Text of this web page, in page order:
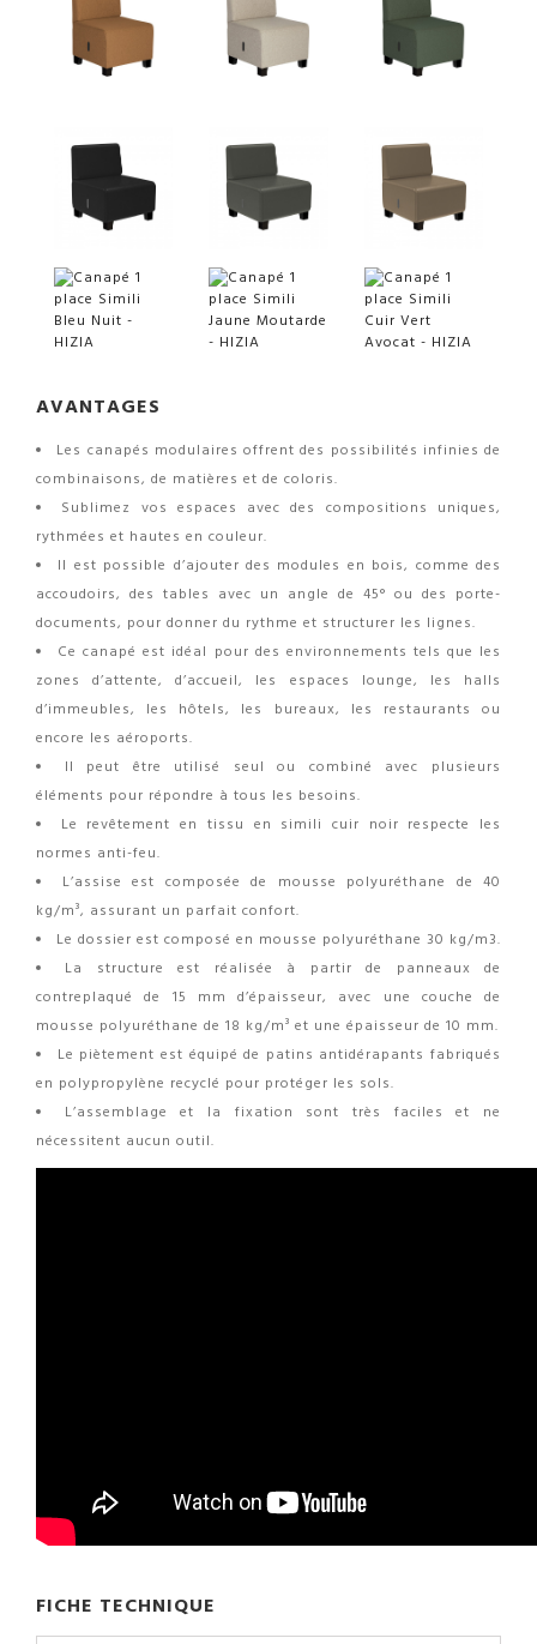
AVANTAGES
Les canapés modulaires offrent des possibilités infinies de
combinaisons, de matières et de coloris.
Sublimez vos espaces avec des compositions uniques,
rythmées et hautes en couleur.
Il est possible d’ajouter des modules en bois, comme des
accoudoirs, des tables avec un angle de 45° ou des porte-
documents, pour donner du rythme et structurer les lignes.
Ce canapé est idéal pour des environnements tels que les
zones d’attente, d’accueil, les espaces lounge, les halls
d’immeubles, les hôtels, les bureaux, les restaurants ou
encore les aéroports.
Il peut être utilisé seul ou combiné avec plusieurs
éléments pour répondre à tous les besoins.
Le revêtement en tissu en simili cuir noir respecte les
normes anti-feu.
L’assise est composée de mousse polyuréthane de 40
kg/m³, assurant un parfait confort.
Le dossier est composé en mousse polyuréthane 30 kg/m3.
La structure est réalisée à partir de panneaux de
contreplaqué de 15 mm d’épaisseur, avec une couche de
mousse polyuréthane de 18 kg/m³ et une épaisseur de 10 mm.
Le piètement est équipé de patins antidérapants fabriqués
en polypropylène recyclé pour protéger les sols.
L’assemblage et la fixation sont très faciles et ne
nécessitent aucun outil.
FICHE TECHNIQUE